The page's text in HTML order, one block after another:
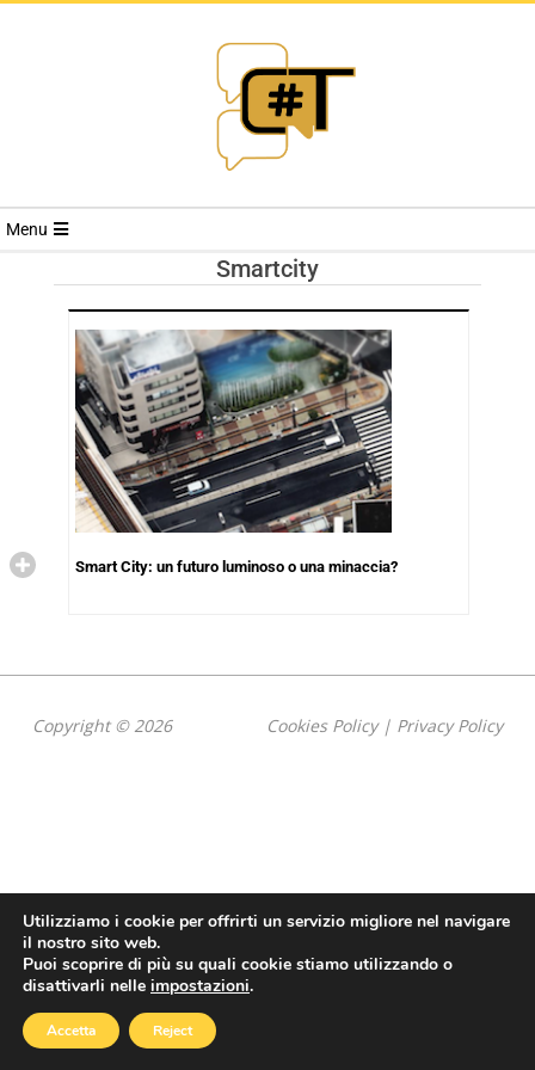
RIVISTA
TRENDS
Menu
Smartcity
Smart City: un futuro luminoso o una minaccia?
Copyright © 2026 Cookies Policy| Privacy Policy
Utilizziamo i cookie per offrirti un servizio migliore nel navigare
il nostro sito web.
Puoi scoprire di più su quali cookie stiamo utilizzando o
disattivarli nelle impostazioni.
Accetta Reject